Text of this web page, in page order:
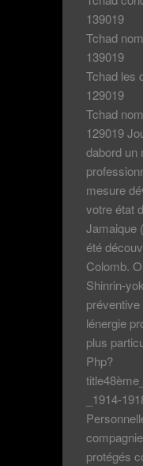
139019
Tchad
139019
Tchad les
129019
Tchad
129019
dabord un
mesure
votre état
Jamaique
été
Colomb.
Shinrin-
lénergie
plus
Php?
_1914-
protégés